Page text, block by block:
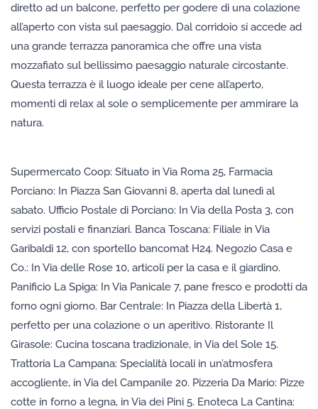
diretto ad un balcone, perfetto per godere di una colazione
all’aperto con vista sul paesaggio. Dal corridoio si accede ad
una grande terrazza panoramica che offre una vista
mozzafiato sul bellissimo paesaggio naturale circostante.
Questa terrazza è il luogo ideale per cene all’aperto,
momenti di relax al sole o semplicemente per ammirare la
natura.
Supermercato Coop: Situato in Via Roma 25, Farmacia
Porciano: In Piazza San Giovanni 8, aperta dal lunedì al
sabato. Ufficio Postale di Porciano: In Via della Posta 3, con
servizi postali e finanziari. Banca Toscana: Filiale in Via
Garibaldi 12, con sportello bancomat H24. Negozio Casa e
Co.: In Via delle Rose 10, articoli per la casa e il giardino.
Panificio La Spiga: In Via Panicale 7, pane fresco e prodotti da
forno ogni giorno. Bar Centrale: In Piazza della Libertà 1,
perfetto per una colazione o un aperitivo. Ristorante Il
Girasole: Cucina toscana tradizionale, in Via del Sole 15.
Trattoria La Campana: Specialità locali in un’atmosfera
accogliente, in Via del Campanile 20. Pizzeria Da Mario: Pizze
cotte in forno a legna, in Via dei Pini 5. Enoteca La Cantina: